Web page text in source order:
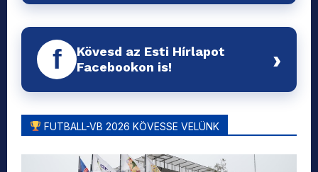
f
Kövesd az Esti Hírlapot
Facebookon is!
›
FUTBALL-VB 2026 KÖVESSE VELÜNK